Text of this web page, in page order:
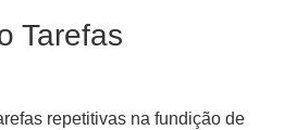
Tarefas
repetitivas na fundição de